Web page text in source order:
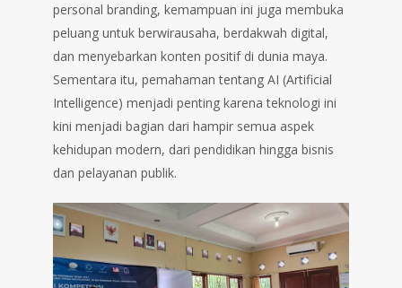
personal branding, kemampuan ini juga membuka
peluang untuk berwirausaha, berdakwah digital,
dan menyebarkan konten positif di dunia maya.
Sementara itu, pemahaman tentang AI (Artificial
Intelligence) menjadi penting karena teknologi ini
kini menjadi bagian dari hampir semua aspek
kehidupan modern, dari pendidikan hingga bisnis
dan pelayanan publik.